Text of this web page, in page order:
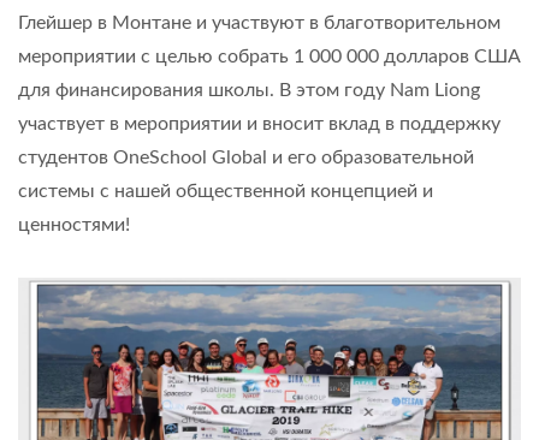
Глейшер в Монтане и участвуют в благотворительном
мероприятии с целью собрать 1 000 000 долларов США
для финансирования школы. В этом году Nam Liong
участвует в мероприятии и вносит вклад в поддержку
студентов OneSchool Global и его образовательной
системы с нашей общественной концепцией и
ценностями!